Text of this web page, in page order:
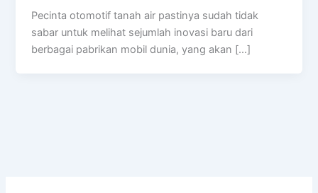
Pecinta otomotif tanah air pastinya sudah tidak
sabar untuk melihat sejumlah inovasi baru dari
berbagai pabrikan mobil dunia, yang akan […]